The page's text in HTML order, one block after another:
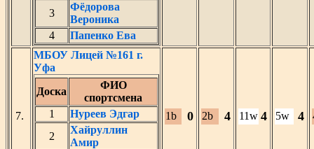
3
Фёдорова
Вероника
4
Папенко Ева
7.
МБОУ Лицей №161 г.
Уфа
Доска
ФИО
спортсмена
1
Нуреев Эдгар
2
Хайруллин
Амир
1b 0 2b 4 11w 4 5w 4